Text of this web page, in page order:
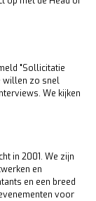
"Sollicitatie
willen zo snel
We kijken
in 2001. We zijn
en
en een breed
voor